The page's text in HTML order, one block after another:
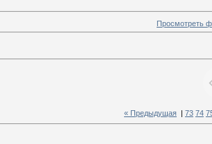
Просмотреть
« Предыдущая 73 74